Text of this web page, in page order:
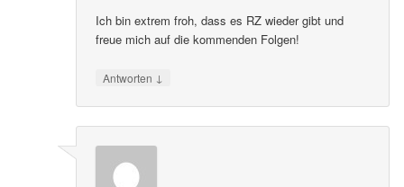
Ich bin extrem froh, dass es RZ wieder gibt und
freue mich auf die kommenden Folgen!
Antworten ↓